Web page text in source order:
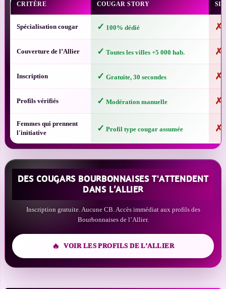
CRITÈRE COUGAR STORY
Spécialisation cougar ✓ 100% dédié ✗
Couverture de l’Allier ✓ Toutes les villes +5 000 hab. ✗
Inscription ✓ Gratuite, 30 secondes ✗
Profils vérifiés ✓ Modération manuelle ✗
Femmes qui prennent
l'initiative
✓ Profil type cougar assumée ✗
DES COUGARS BOURBONNAISES T'ATTENDENT
DANS L’ALLIER
Inscription gratuite. Aucune CB. Accès immédiat aux profils des
Bourbonnaises de l’Allier.
VOIR LES PROFILS DE L’ALLIER